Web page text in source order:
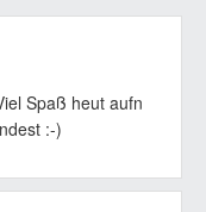
Spaß heut aufn
:-)